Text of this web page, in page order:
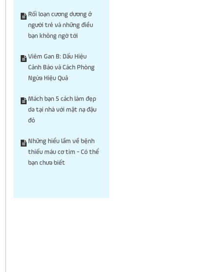
Rối loạn cương dương ở
người trẻ và những điều
bạn không ngờ tới
Viêm Gan B: Dấu Hiệu
Cảnh Báo và Cách Phòng
Ngừa Hiệu Quả
Mách bạn 5 cách làm đẹp
da tại nhà với mặt nạ đậu
đỏ
Những hiểu lầm về bệnh
thiếu máu cơ tim - Có thể
bạn chưa biết